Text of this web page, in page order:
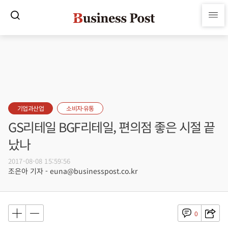
기업과산업 소비자·유통
GS리테일 BGF리테일, 편의점 좋은 시절 끝
났나
2017-08-08 15:59:56
조은아 기자 - euna@businesspost.co.kr
0